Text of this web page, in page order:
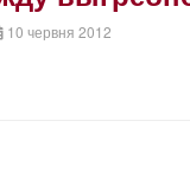
10 червня 2012